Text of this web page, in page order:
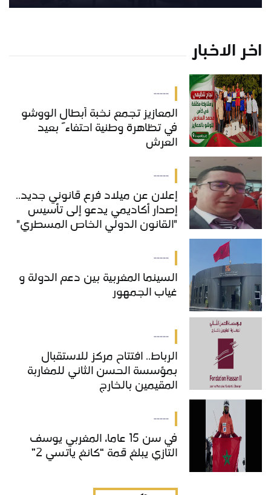
اخر الاخبار
-----
المعازيز تجمع نخبة أبطال الووشو
في تظاهرة وطنية احتفاءً بعيد
العرش
-----
إعلان عن ميلاد فرع قانوني جديد..
إصدار أكاديمي يدعو إلى تأسيس
"القانون الدولي الخاص المسطري"
-----
السينما المغربية بين دعم الدولة و
غياب الجمهور
-----
الرباط.. افتتاح مركز للاستقبال
بمؤسسة الحسن الثاني للمغاربة
المقيمين بالخارج
-----
في سن 15 عاما، المغربي يوسف
التازي يبلغ قمة “كانغ ياتسي 2”